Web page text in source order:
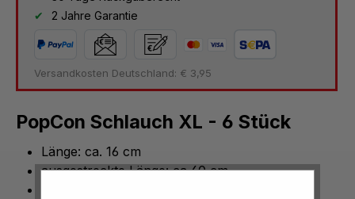
2 Jahre Garantie
Versandkosten Deutschland: € 3,95
PopCon Schlauch XL - 6 Stück
Länge: ca. 16 cm
ausgestreckte Länge: ca 60 cm